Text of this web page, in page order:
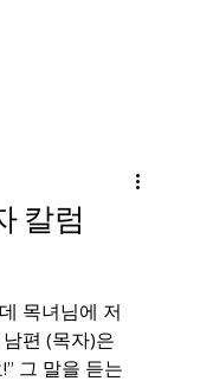
칼럼
목녀님에 저
편 (목자)은
그 말을 듣는